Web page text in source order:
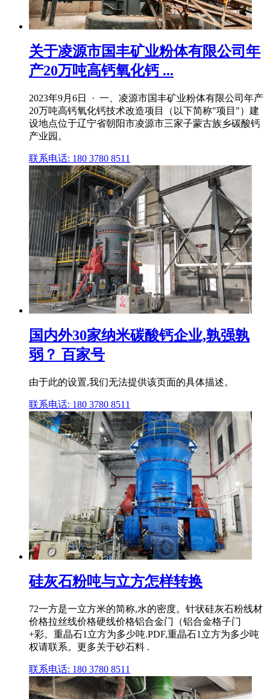
关于凌源市国丰矿业粉体有限公司年
产20万吨高钙氧化钙 ...
2023年9月6日 · 一、凌源市国丰矿业粉体有限公司年产
20万吨高钙氧化钙技术改造项目（以下简称"项目"）建
设地点位于辽宁省朝阳市凌源市三家子蒙古族乡碳酸钙
产业园。
联系电话: 180 3780 8511
国内外30家纳米碳酸钙企业,孰强孰
弱？ 百家号
由于此的设置,我们无法提供该页面的具体描述。
联系电话: 180 3780 8511
硅灰石粉吨与立方怎样转换
72一方是一立方米的简称,水的密度。针状硅灰石粉线材
价格拉丝线价格硬线价格铝合金门（铝合金格子门
+彩。重晶石1立方为多少吨.PDF,重晶石1立方为多少吨
权请联系。更多关于砂石料 .
联系电话: 180 3780 8511